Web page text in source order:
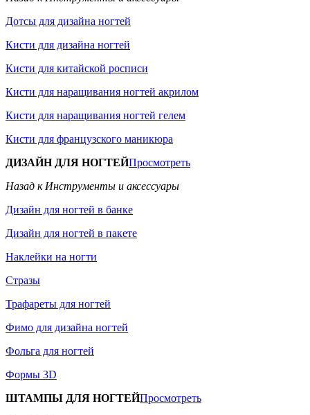
Дотсы для дизайна ногтей
Кисти для дизайна ногтей
Кисти для китайской росписи
Кисти для наращивания ногтей акрилом
Кисти для наращивания ногтей гелем
Кисти для французского маникюра
ДИЗАЙН ДЛЯ НОГТЕЙПросмотреть
Назад к Инструменты и аксессуары
Дизайн для ногтей в банке
Дизайн для ногтей в пакете
Наклейки на ногти
Стразы
Трафареты для ногтей
Фимо для дизайна ногтей
Фольга для ногтей
Формы 3D
ШТАМПЫ ДЛЯ НОГТЕЙПросмотреть